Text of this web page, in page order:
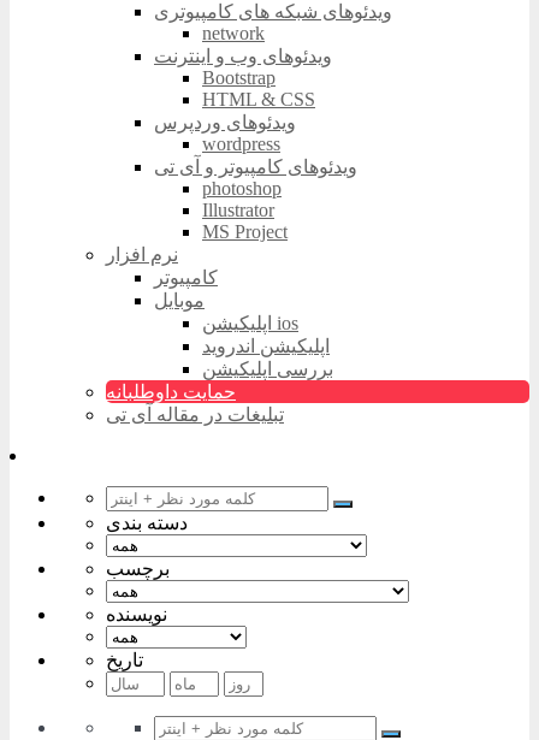
ویدئوهای شبکه های کامپیوتری
network
ویدئوهای وب و اینترنت
Bootstrap
HTML & CSS
ویدئوهای وردپرس
wordpress
ویدئوهای کامپیوتر و آی تی
photoshop
Illustrator
MS Project
نرم افزار
کامپیوتر
موبایل
اپلیکیشن ios
اپلیکیشن اندروید
بررسی اپلیکیشن
حمایت داوطلبانه
تبلیغات در مقاله آی تی
دسته بندی
برچسب
نویسنده
تاریخ